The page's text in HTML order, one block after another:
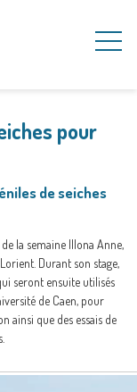
pour
de seiches
la semaine Illona Anne,
Durant son stage,
seront ensuite utilisés
de Caen, pour
ainsi que des essais de